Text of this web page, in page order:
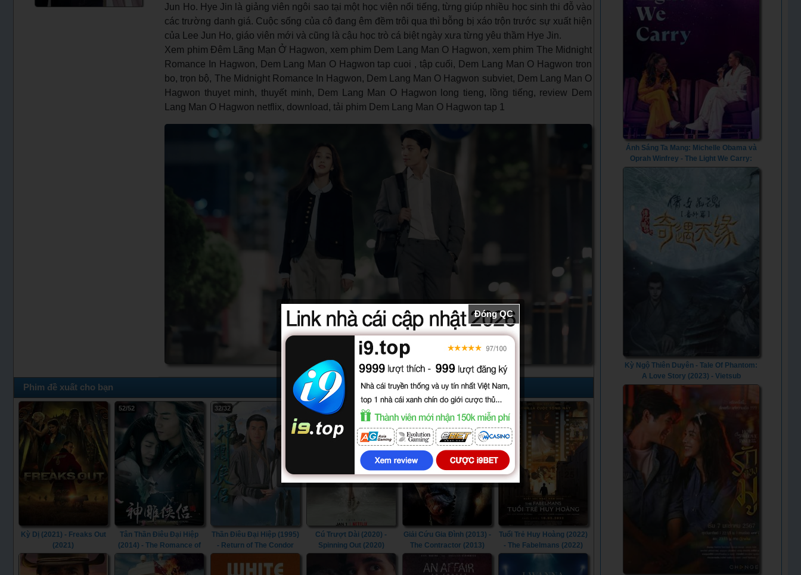
Jun Ho. Hye Jin là giảng viên ngôi sao tại một học viện nổi tiếng, từng giúp nhiều học sinh thi đỗ vào
các trường danh giá. Cuộc sống của cô đang êm đềm trôi qua thì bỗng bị xáo trộn trước sự xuất hiện
của Lee Jun Ho, giáo viên mới và cũng là cậu học trò cá biệt ngày xưa từng yêu thầm Hye Jin.
Xem phim Đêm Lãng Mạn Ở Hagwon, xem phim Dem Lang Man O Hagwon, xem phim The Midnight
Romance In Hagwon, Dem Lang Man O Hagwon tap cuoi , tập cuối, Dem Lang Man O Hagwon tron
bo, trọn bộ, The Midnight Romance In Hagwon, Dem Lang Man O Hagwon subviet, Dem Lang Man O
Hagwon thuyet minh, thuyết minh, Dem Lang Man O Hagwon long tieng, lồng tiếng, review Dem
Lang Man O Hagwon netflix, download, tải phim Dem Lang Man O Hagwon tap 1
Phim đề xuất cho bạn
Kỳ Dị (2021) - Freaks Out
(2021)
52/52
Tân Thần Điêu Đại Hiệp
(2014) - The Romance of
the Condor Heroes (2014)
32/32
Thần Điêu Đại Hiệp (1995)
- Return of The Condor
10/10
Cú Trượt Dài (2020) -
Spinning Out (2020)
Giải Cứu Gia Đình (2013) -
The Contractor (2013)
Tuổi Trẻ Huy Hoàng (2022)
- The Fabelmans (2022)
Ánh Sáng Ta Mang: Michelle Obama và
Oprah Winfrey - The Light We Carry:
Michelle Obama and Oprah Winfrey
Kỳ Ngộ Thiên Duyên - Tale Of Phantom:
A Love Story (2023) - Vietsub
Đóng QC